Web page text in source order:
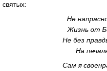
святых:
Не
Жизнь от
Не без
На
Сам я